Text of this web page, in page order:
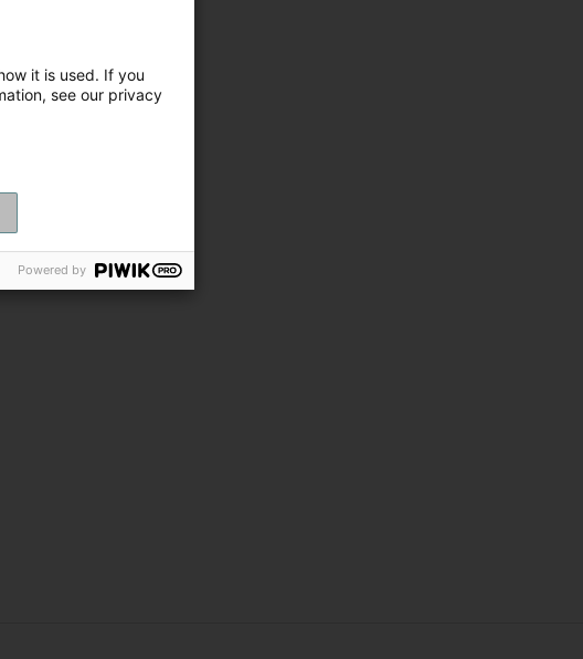
it is used. If you
see our privacy
Powered by